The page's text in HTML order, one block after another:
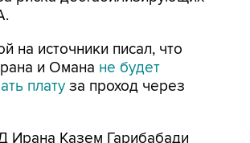
на источники писал, что
и Омана не будет
плату за проход через
Ирана Казем Гарибабади